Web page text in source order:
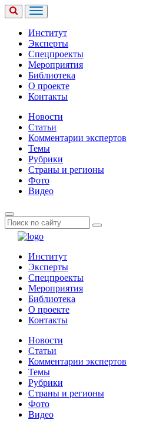
Институт
Эксперты
Спецпроекты
Мероприятия
Библиотека
О проекте
Контакты
Новости
Статьи
Комментарии экспертов
Темы
Рубрики
Страны и регионы
Фото
Видео
Институт
Эксперты
Спецпроекты
Мероприятия
Библиотека
О проекте
Контакты
Новости
Статьи
Комментарии экспертов
Темы
Рубрики
Страны и регионы
Фото
Видео